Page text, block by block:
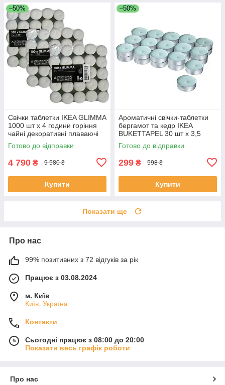
–50%
Свічки таблетки IKEA GLIMMA
1000 шт х 4 години горіння
чайні декоративні плаваючі
свічки ГЛІММА ІКЕА
Готово до відправки
4 790 ₴ 9 580 ₴
Купити
–50%
Ароматичні свічки-таблетки
бергамот та кедр IKEA
BUKETTAPEL 30 шт х 3,5
години горіння чайні ІКЕА
Готово до відправки
299 ₴ 598 ₴
Купити
Показати ще
Про нас
99% позитивних з 72 відгуків за рік
Працює з 03.08.2024
м. Київ
Київ, Україна
Контакти
Сьогодні працює з 08:00 до 20:00
Показати весь графік роботи
Про нас